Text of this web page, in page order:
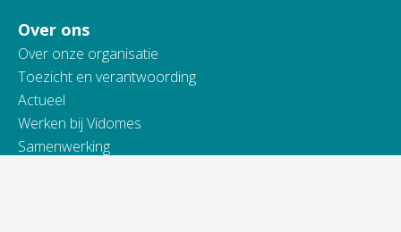
Over ons
Over onze organisatie
Toezicht en verantwoording
Actueel
Werken bij Vidomes
Samenwerking